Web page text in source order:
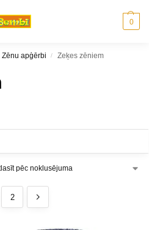
0
Zēnu apģērbi / Zeķes zēniem
2